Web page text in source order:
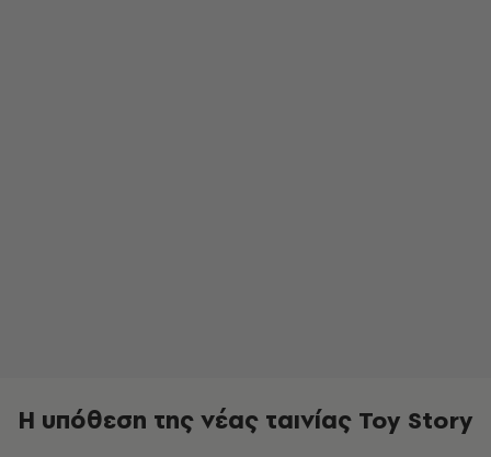
Η υπόθεση της νέας ταινίας Toy Story